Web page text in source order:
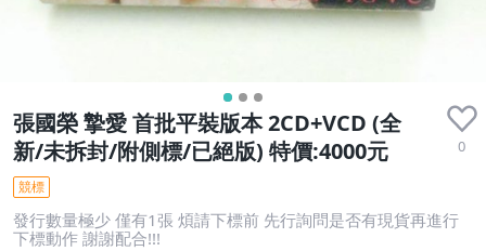
張國榮 摯愛 首批平裝版本 2CD+VCD (全
新/未拆封/附側標/已絕版) 特價:4000元
0
競標
發行數量極少 僅有1張 煩請下標前 先行詢問是否有現貨再進行
下標動作 謝謝配合!!!